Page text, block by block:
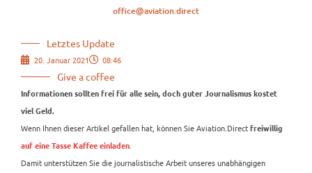
office@aviation.direct
Letztes Update
20. Januar 2021 08:46
Give a coffee
Informationen sollten frei für alle sein, doch guter Journalismus kostet
viel Geld.
Wenn Ihnen dieser Artikel gefallen hat, können Sie Aviation.Direct freiwillig
auf eine Tasse Kaffee einladen.
Damit unterstützen Sie die journalistische Arbeit unseres unabhängigen